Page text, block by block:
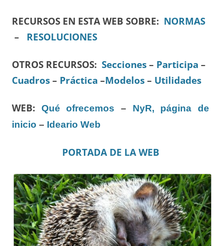
RECURSOS EN ESTA WEB SOBRE: NORMAS
– RESOLUCIONES
OTROS RECURSOS: Secciones – Participa –
Cuadros – Práctica –Modelos – Utilidades
WEB: Qué ofrecemos – NyR, página de
inicio – Ideario Web
PORTADA DE LA WEB